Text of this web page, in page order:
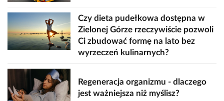
Czy dieta pudełkowa dostępna w
Zielonej Górze rzeczywiście pozwoli
Ci zbudować formę na lato bez
wyrzeczeń kulinarnych?
Regeneracja organizmu - dlaczego
jest ważniejsza niż myślisz?